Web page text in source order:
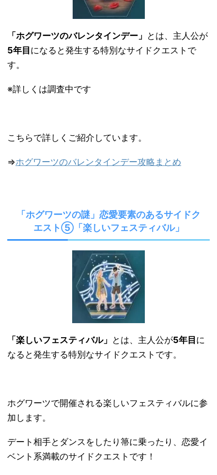
「ホグワーツのバレンタインデー」
とは、主人公が
5年目になると発生する特別なサイドクエストで
す。
※詳しくは調査中です
こちらで詳しくご紹介しています。
⇒ホグワーツのバレンタインデー攻略まとめ
「ホグワーツの謎」恋愛要素のあるサイドク
エスト⑤「楽しいフェスティバル」
「楽しいフェスティバル」 とは、主人公が5年目に
なると発生する特別なサイドクエストです。
ホグワーツで開催される楽しいフェスティバルに参
加します。
デート相手とダンスをしたり箒に乗ったり、恋愛イ
ベント系満載のサイドクエストです！